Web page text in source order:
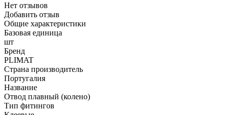
Нет отзывов
Добавить отзыв
Общие характеристики
Базовая единица
шт
Бренд
PLIMAT
Страна производитель
Португалия
Название
Отвод плавный (колено)
Тип фитингов